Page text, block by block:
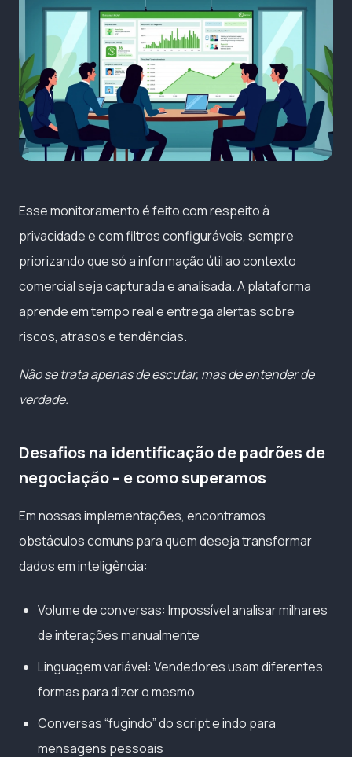
Esse monitoramento é feito com respeito à
privacidade e com filtros configuráveis, sempre
priorizando que só a informação útil ao contexto
comercial seja capturada e analisada. A plataforma
aprende em tempo real e entrega alertas sobre
riscos, atrasos e tendências.
Não se trata apenas de escutar, mas de entender de
verdade.
Desafios na identificação de padrões de
negociação – e como superamos
Em nossas implementações, encontramos
obstáculos comuns para quem deseja transformar
dados em inteligência:
Volume de conversas: Impossível analisar milhares
de interações manualmente
Linguagem variável: Vendedores usam diferentes
formas para dizer o mesmo
Conversas “fugindo” do script e indo para
mensagens pessoais